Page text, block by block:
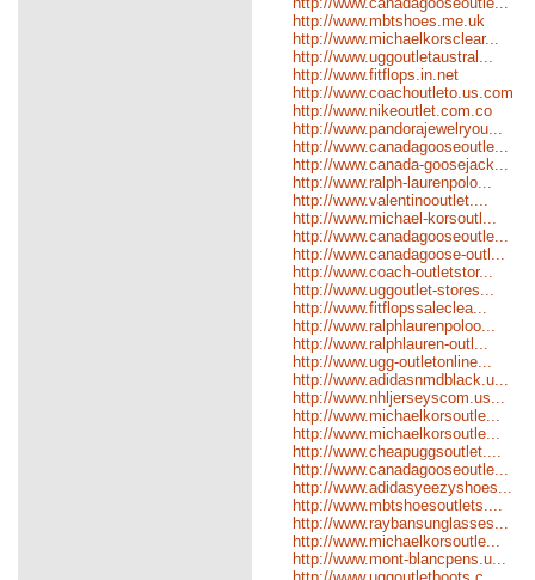
http://www.mbtshoes.me.uk
http://www.michaelkorsclear...
http://www.uggoutletaustral...
http://www.fitflops.in.net
http://www.coachoutleto.us.com
http://www.nikeoutlet.com.co
http://www.pandorajewelryou...
http://www.canadagooseoutle...
http://www.canada-goosejack...
http://www.ralph-laurenpolo...
http://www.valentinooutlet....
http://www.michael-korsoutl...
http://www.canadagooseoutle...
http://www.canadagoose-outl...
http://www.coach-outletstor...
http://www.uggoutlet-stores...
http://www.fitflopssaleclea...
http://www.ralphlaurenpoloo...
http://www.ralphlauren-outl...
http://www.ugg-outletonline...
http://www.adidasnmdblack.u...
http://www.nhljerseyscom.us...
http://www.michaelkorsoutle...
http://www.michaelkorsoutle...
http://www.cheapuggsoutlet....
http://www.canadagooseoutle...
http://www.adidasyeezyshoes...
http://www.mbtshoesoutlets....
http://www.raybansunglasses...
http://www.michaelkorsoutle...
http://www.mont-blancpens.u...